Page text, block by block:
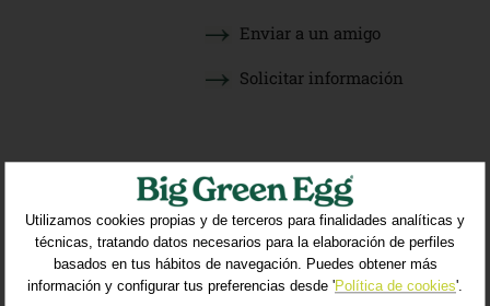
Enviar a un amigo
Solicitar información
VOLVER AL LISTADO
Productos relacionados
Utilizamos cookies propias y de terceros para finalidades analíticas y
técnicas, tratando datos necesarios para la elaboración de perfiles
basados en tus hábitos de navegación. Puedes obtener más
información y configurar tus preferencias desde 'Política de cookies'.